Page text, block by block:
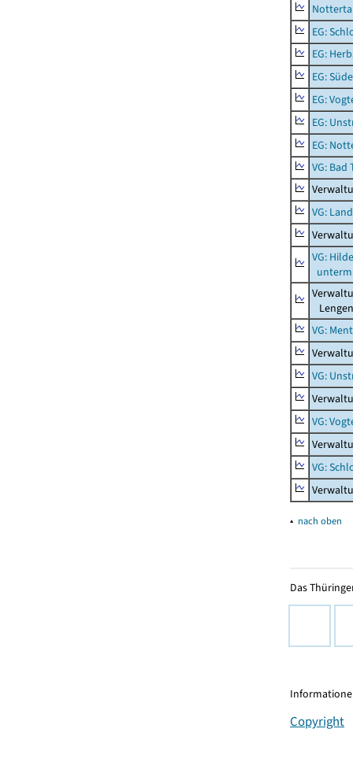
EG:
EG:
EG:
EG:
EG:
EG:
VG: Bad
VG:
VG:
VG:
VG:
VG:
VG:
▴ nach oben
Das
Copyright